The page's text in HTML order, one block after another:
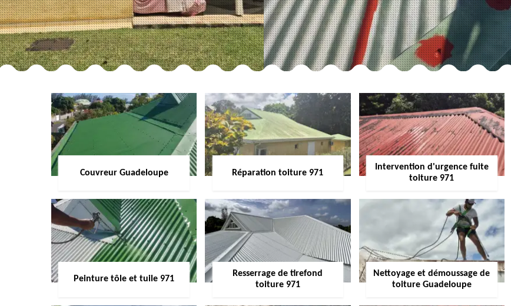
Couvreur Guadeloupe Réparation toiture 971
Intervention d'urgence fuite
toiture 971
Peinture tôle et tuile 971
Resserrage de tirefond
toiture 971
Nettoyage et démoussage de
toiture Guadeloupe